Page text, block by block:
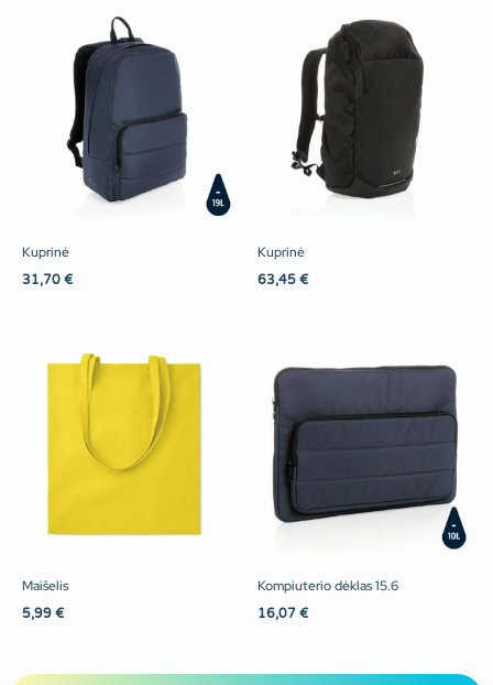
Kuprinė
31,70 €
Kuprinė
63,45 €
Maišelis
5,99 €
Kompiuterio dėklas 15.6
16,07 €